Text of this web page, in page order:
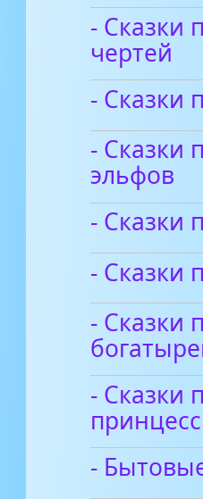
- Сказки
чертей
- Сказки
- Сказки
эльфов
- Сказки
- Сказки
- Сказки
- Сказки
принцесс
-